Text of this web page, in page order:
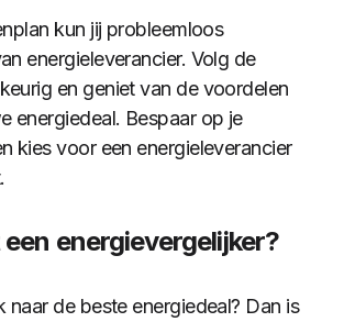
kun jij probleemloos
energieleverancier. Volg de
en geniet van de voordelen
energiedeal. Bespaar op je
kies voor een energieleverancier
energievergelijker?
naar de beste energiedeal? Dan is